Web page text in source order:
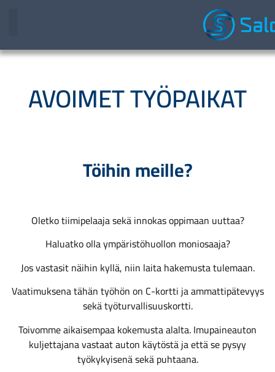
AVOIMET TYÖPAIKAT
Töihin meille?
Oletko tiimipelaaja sekä innokas oppimaan uuttaa?
Haluatko olla ympäristöhuollon moniosaaja?
Jos vastasit näihin kyllä, niin laita hakemusta tulemaan.
Vaatimuksena tähän työhön on C-kortti ja ammattipätevyys
sekä työturvallisuuskortti.
Toivomme aikaisempaa kokemusta alalta. Imupaineauton
kuljettajana vastaat auton käytöstä ja että se pysyy
työkykyisenä sekä puhtaana.